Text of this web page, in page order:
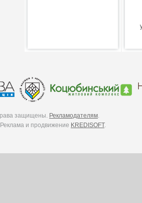
защищены. Рекламодателям.
и продвижение KREDISOFT.